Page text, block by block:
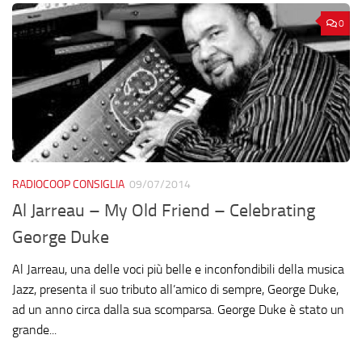
0
RADIOCOOP CONSIGLIA 09/07/2014
Al Jarreau – My Old Friend – Celebrating
George Duke
Al Jarreau, una delle voci più belle e inconfondibili della musica
Jazz, presenta il suo tributo all’amico di sempre, George Duke,
ad un anno circa dalla sua scomparsa. George Duke è stato un
grande...